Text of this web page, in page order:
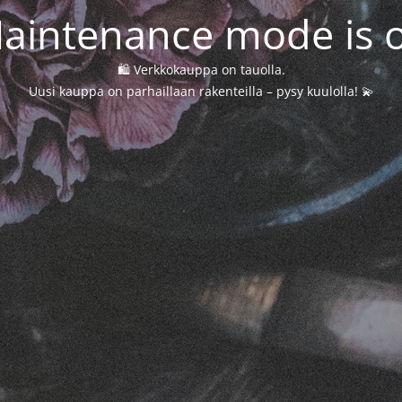
mode is
🛍️ Verkkokauppa on tauolla.
Uusi kauppa on parhaillaan rakenteilla – pysy kuulolla! 💫